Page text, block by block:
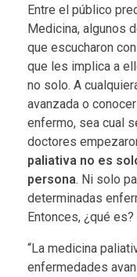
Entre el público
Medicina, algunos
que escucharon
que les implica a
no solo. A
avanzada o
enfermo, sea cual
doctores
paliativa no es
persona. Ni solo
determinadas
Entonces, ¿qué es?
“La medicina
enfermedades